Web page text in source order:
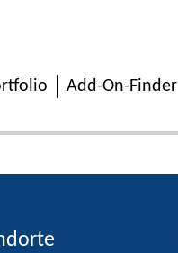
Add-On-Finder